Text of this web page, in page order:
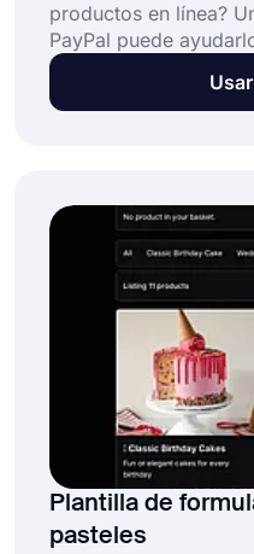
productos en línea?
PayPal puede
automáticamente.
puede enumerar sus
cómodos cuando
Plantilla de
pasteles